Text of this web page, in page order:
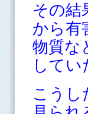
その結
から有
物質な
してい
こうし